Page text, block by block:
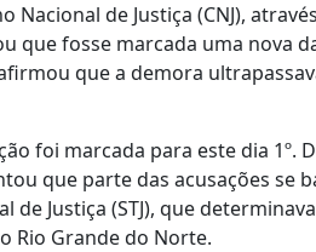
Nacional de Justiça (CNJ),
que fosse marcada uma nova
que a demora
foi marcada para este dia 1º.
que parte das acusações se
de Justiça (STJ), que
Rio Grande do Norte.